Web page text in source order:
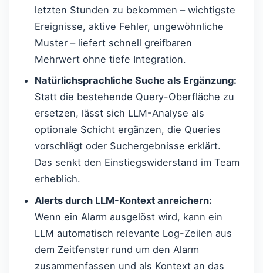
letzten Stunden zu bekommen – wichtigste
Ereignisse, aktive Fehler, ungewöhnliche
Muster – liefert schnell greifbaren
Mehrwert ohne tiefe Integration.
Natürlichsprachliche Suche als Ergänzung:
Statt die bestehende Query-Oberfläche zu
ersetzen, lässt sich LLM-Analyse als
optionale Schicht ergänzen, die Queries
vorschlägt oder Suchergebnisse erklärt.
Das senkt den Einstiegswiderstand im Team
erheblich.
Alerts durch LLM-Kontext anreichern:
Wenn ein Alarm ausgelöst wird, kann ein
LLM automatisch relevante Log-Zeilen aus
dem Zeitfenster rund um den Alarm
zusammenfassen und als Kontext an das